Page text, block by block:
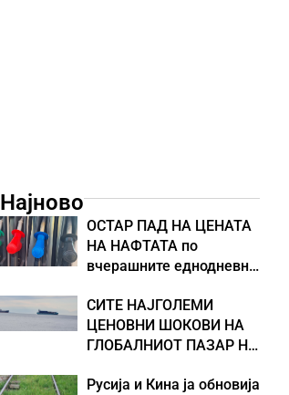
Најново
ОСТАР ПАД НА ЦЕНАТА
НА НАФТАТА по
вчерашните еднодневни
СИТЕ НАЈГОЛЕМИ
ЦЕНОВНИ ШОКОВИ НА
ГЛОБАЛНИОТ ПАЗАР НА
воените конфликти во
Русија и Кина ја обновија